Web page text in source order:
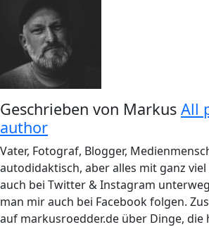
Geschrieben von Markus All
author
Vater, Fotograf, Blogger,
autodidaktisch, aber alles mit ganz
auch bei Twitter & Instagram
man mir auch bei Facebook folgen.
auf markusroedder.de über Dinge, die